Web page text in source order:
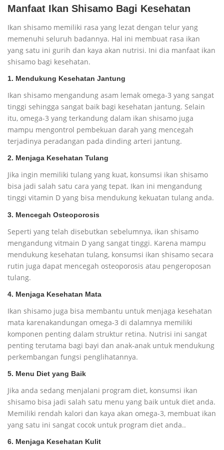
Manfaat Ikan Shisamo Bagi Kesehatan
Ikan shisamo memiliki rasa yang lezat dengan telur yang
memenuhi seluruh badannya. Hal ini membuat rasa ikan
yang satu ini gurih dan kaya akan nutrisi. Ini dia manfaat ikan
shisamo bagi kesehatan.
1. Mendukung Kesehatan Jantung
Ikan shisamo mengandung asam lemak omega-3 yang sangat
tinggi sehingga sangat baik bagi kesehatan jantung. Selain
itu, omega-3 yang terkandung dalam ikan shisamo juga
mampu mengontrol pembekuan darah yang mencegah
terjadinya peradangan pada dinding arteri jantung.
2. Menjaga Kesehatan Tulang
Jika ingin memiliki tulang yang kuat, konsumsi ikan shisamo
bisa jadi salah satu cara yang tepat. Ikan ini mengandung
tinggi vitamin D yang bisa mendukung kekuatan tulang anda.
3. Mencegah Osteoporosis
Seperti yang telah disebutkan sebelumnya, ikan shisamo
mengandung vitmain D yang sangat tinggi. Karena mampu
mendukung kesehatan tulang, konsumsi ikan shisamo secara
rutin juga dapat mencegah osteoporosis atau pengeroposan
tulang.
4. Menjaga Kesehatan Mata
Ikan shisamo juga bisa membantu untuk menjaga kesehatan
mata karenakandungan omega-3 di dalamnya memiliki
komponen penting dalam struktur retina. Nutrisi ini sangat
penting terutama bagi bayi dan anak-anak untuk mendukung
perkembangan fungsi penglihatannya.
5. Menu Diet yang Baik
Jika anda sedang menjalani program diet, konsumsi ikan
shisamo bisa jadi salah satu menu yang baik untuk diet anda.
Memiliki rendah kalori dan kaya akan omega-3, membuat ikan
yang satu ini sangat cocok untuk program diet anda..
6. Menjaga Kesehatan Kulit